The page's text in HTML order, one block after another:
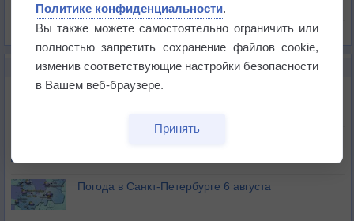
Облачность
Список всех карт
НОВОЕ О ПОГОДЕ
Погода в Екатеринбурге 6 августа
Погода в Краснодаре 6 августа
Погода в Санкт-Петербурге 6 августа
Политике конфиденциальности.
Вы также можете самостоятельно ограничить или
полностью запретить сохранение файлов cookie,
изменив соответствующие настройки безопасности
в Вашем веб-браузере.
Принять